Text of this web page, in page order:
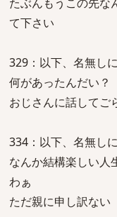
て下さい
329：以下、名無し
何があったんだい？
おじさんに話してご
334：以下、名無し
なんか結構楽しい人
わぁ
ただ親に申し訳ない